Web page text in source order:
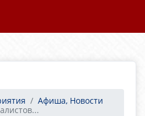
Афиша, Новости